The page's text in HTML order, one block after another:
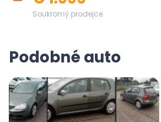
Soukromý prodejce
Podobné auto